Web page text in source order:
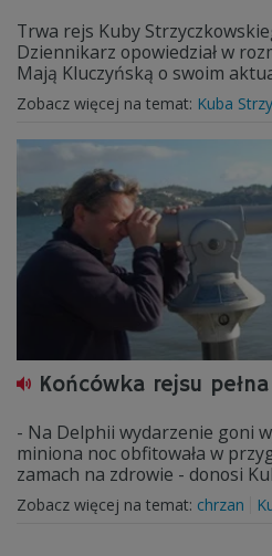
Trwa rejs Kuby
Dziennikarz opowiedział w
Mają Kluczyńską o swoim
Zobacz więcej na temat: Kuba
Końcówka rejsu
- Na Delphii wydarzenie goni
miniona noc obfitowała w
zamach na zdrowie - donosi
Zobacz więcej na temat: chrzan